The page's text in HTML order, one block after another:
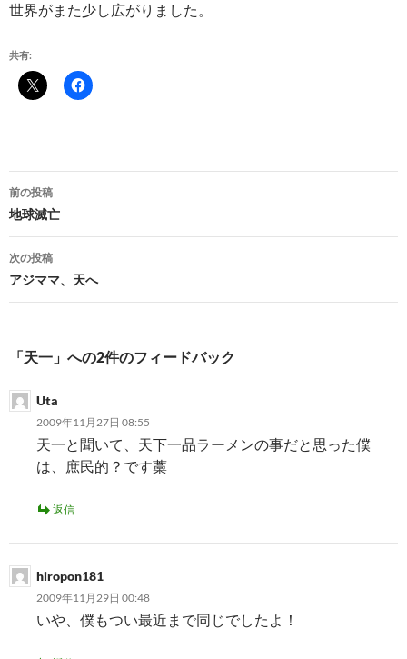
世界がまた少し広がりました。
共有:
投
稿
ナ
ビ
ゲ
ー
ョ
前の投稿
地球滅亡
次の投稿
アジママ、天へ
「天一」への2件のフィードバック
Uta
2009年11月27日 08:55
天一と聞いて、天下一品ラーメンの事だと思った僕
は、庶民的？です藁
返信
hiropon181
2009年11月29日 00:48
いや、僕もつい最近まで同じでしたよ！